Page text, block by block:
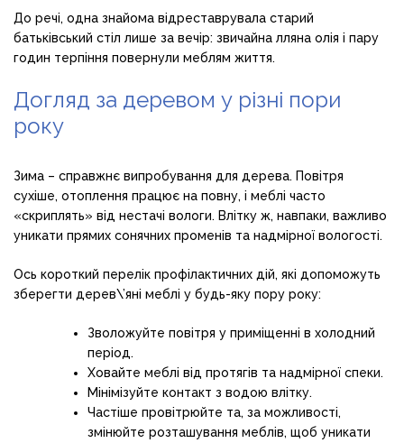
До речі, одна знайома відреставрувала старий
батьківський стіл лише за вечір: звичайна лляна олія і пару
годин терпіння повернули меблям життя.
Догляд за деревом у різні пори
року
Зима – справжнє випробування для дерева. Повітря
сухіше, отоплення працює на повну, і меблі часто
«скриплять» від нестачі вологи. Влітку ж, навпаки, важливо
уникати прямих сонячних променів та надмірної вологості.
Ось короткий перелік профілактичних дій, які допоможуть
зберегти дерев\’яні меблі у будь-яку пору року:
Зволожуйте повітря у приміщенні в холодний
період.
Ховайте меблі від протягів та надмірної спеки.
Мінімізуйте контакт з водою влітку.
Частіше провітрюйте та, за можливості,
змінюйте розташування меблів, щоб уникати